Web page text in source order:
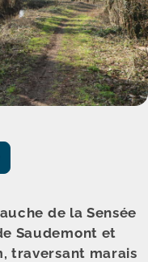
de la Sensée
Saudemont et
traversant marais